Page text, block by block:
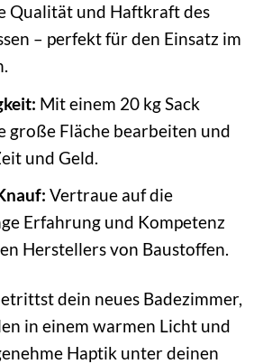
Qualität und Haftkraft des
– perfekt für den Einsatz im
Mit einem 20 kg Sack
große Fläche bearbeiten und
und Geld.
Vertraue auf die
Erfahrung und Kompetenz
Herstellers von Baustoffen.
dein neues Badezimmer,
in einem warmen Licht und
Haptik unter deinen